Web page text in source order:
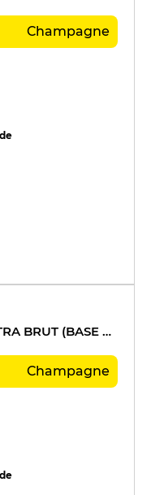
Champagne
LES JARDINS DU MESNIL EXTRA BRUT (BASE 2016)
Champagne